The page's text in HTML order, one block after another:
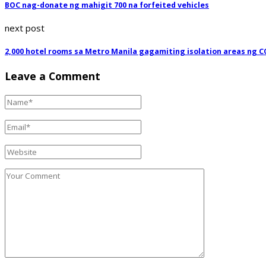
BOC nag-donate ng mahigit 700 na forfeited vehicles
next post
2,000 hotel rooms sa Metro Manila gagamiting isolation areas ng
Leave a Comment